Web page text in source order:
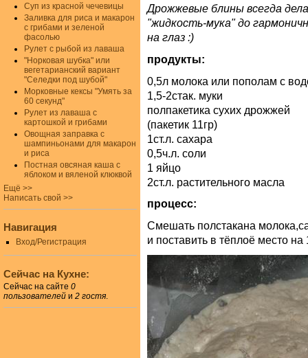
Дрожжевые блины всегда
"жидкость-мука" до
на глаз :)
продукты:
0,5л молока или пополам с
1,5-2стак. муки
полпакетика сухих дрожжей
(пакетик 11гр)
1ст.л. сахара
0,5ч.л. соли
1 яйцо
2ст.л. растительного масла
процесс:
Смешать полстакана
и поставить в тёплоё место
Суп из красной чечевицы
Заливка для риса и макарон
с грибами и зеленой
фасолью
Рулет с рыбой из лаваша
"Норковая шубка" или
вегетарианский вариант
"Селедки под шубой"
Морковные кексы "Умять за
60 секунд"
Рулет из лаваша с
картошкой и грибами
Овощная заправка с
шампиньонами для макарон
и риса
Постная овсяная каша с
яблоком и вяленой клюквой
Ещё >>
Написать свой >>
Навигация
Вход/Регистрация
Сейчас на Кухне:
Сейчас на сайте 0
пользователей и 2 гостя.